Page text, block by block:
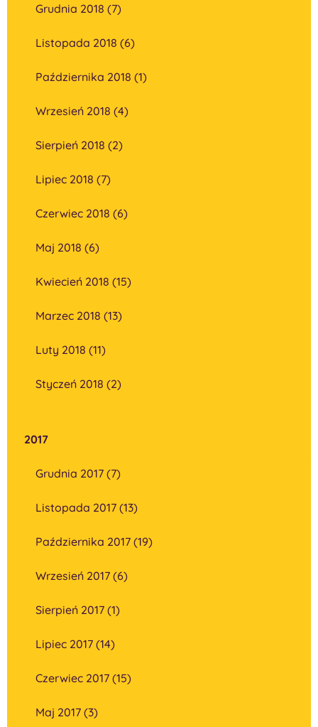
Grudnia 2018 (7)
Listopada 2018 (6)
Października 2018 (1)
Wrzesień 2018 (4)
Sierpień 2018 (2)
Lipiec 2018 (7)
Czerwiec 2018 (6)
Maj 2018 (6)
Kwiecień 2018 (15)
Marzec 2018 (13)
Luty 2018 (11)
Styczeń 2018 (2)
2017
Grudnia 2017 (7)
Listopada 2017 (13)
Października 2017 (19)
Wrzesień 2017 (6)
Sierpień 2017 (1)
Lipiec 2017 (14)
Czerwiec 2017 (15)
Maj 2017 (3)